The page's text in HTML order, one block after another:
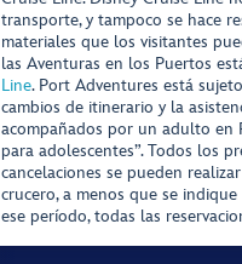
transporte, y tampoco se hace
materiales que los visitantes
las Aventuras en los Puertos
Line. Port Adventures está
cambios de itinerario y la
acompañados por un adulto en
para adolescentes”. Todos los
cancelaciones se pueden
crucero, a menos que se
ese período, todas las